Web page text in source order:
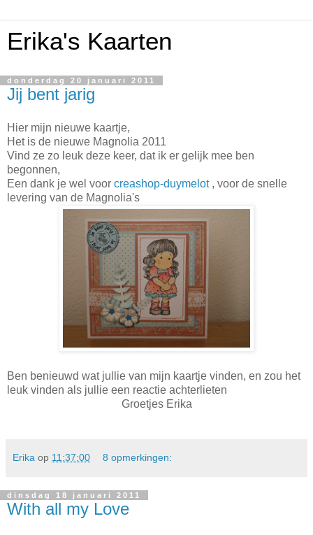
Erika's Kaarten
donderdag 20 januari 2011
Jij bent jarig
Hier mijn nieuwe kaartje,
Het is de nieuwe Magnolia 2011
Vind ze zo leuk deze keer, dat ik er gelijk mee ben
begonnen,
Een dank je wel voor creashop-duymelot, voor de snelle
levering van de Magnolia's
Ben benieuwd wat jullie van mijn kaartje vinden, en zou het
leuk vinden als jullie een reactie achterlieten
Groetjes Erika
Erika op 11:37:00 8 opmerkingen:
dinsdag 18 januari 2011
With all my Love